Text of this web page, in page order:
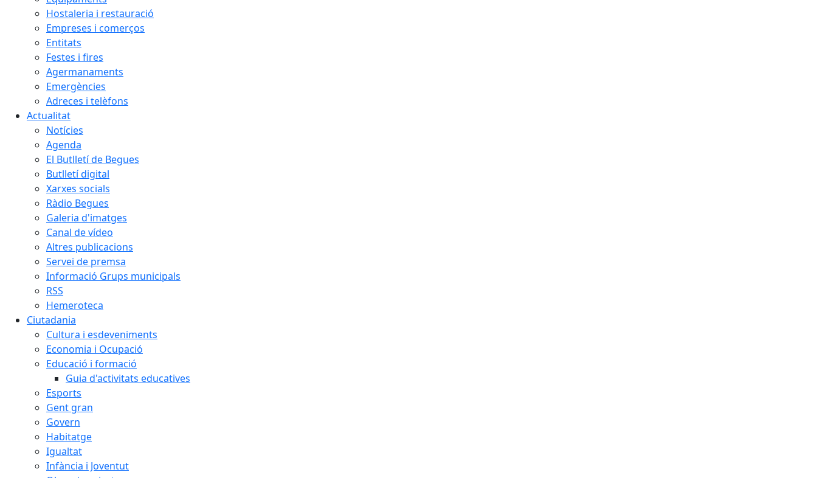
Hostaleria i restauració
Empreses i comerços
Entitats
Festes i fires
Agermanaments
Emergències
Adreces i telèfons
Actualitat
Notícies
Agenda
El Butlletí de Begues
Butlletí digital
Xarxes socials
Ràdio Begues
Galeria d'imatges
Canal de vídeo
Altres publicacions
Servei de premsa
Informació Grups municipals
RSS
Hemeroteca
Ciutadania
Cultura i esdeveniments
Economia i Ocupació
Educació i formació
Guia d'activitats educatives
Esports
Gent gran
Govern
Habitatge
Igualtat
Infància i Joventut